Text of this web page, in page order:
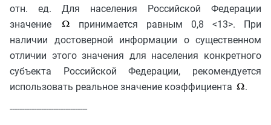
отн. ед. Для населения Российской Федерации
значение
принимается равным 0,8 <13>. При
наличии достоверной информации о существенном
отличии этого значения для населения конкретного
субъекта Российской Федерации, рекомендуется
использовать реальное значение коэффициента
.
--------------------------------